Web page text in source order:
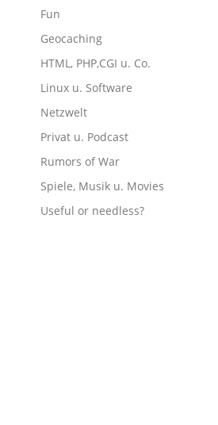
Fun
Geocaching
HTML, PHP,CGI u. Co.
Linux u. Software
Netzwelt
Privat u. Podcast
Rumors of War
Spiele, Musik u. Movies
Useful or needless?